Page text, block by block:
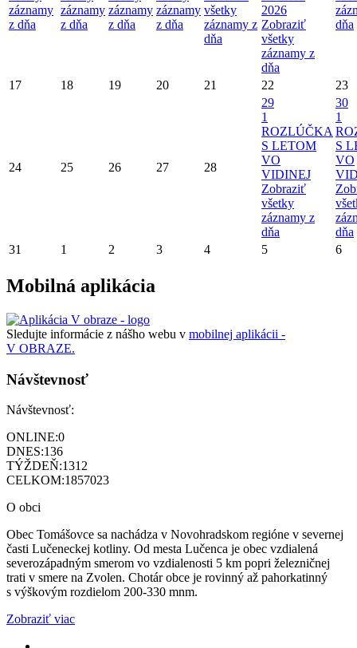
záznamy
z dňa
záznamy
z dňa
záznamy
z dňa
záznamy
z dňa
všetky
záznamy z
dňa
2026
Zobraziť
všetky
záznamy z
dňa
dňa
17 18 19 20 21 22 23
24 25 26 27 28
29
1
ROZLÚČKA
S LETOM
VO
VIDINEJ
Zobraziť
všetky
záznamy z
dňa
30
1
S
VO
dňa
31
1 2 3 4 5 6
Mobilná aplikácia
Sledujte informácie z nášho webu v mobilnej aplikácii -
V OBRAZE.
Návštevnosť
Návštevnosť:
ONLINE:0
DNES:136
TÝŽDEŇ:1312
CELKOM:1857023
O obci
Obec Tomášovce sa nachádza v Novohradskom regióne v severnej
časti Lučeneckej kotliny. Od mesta Lučenca je obec vzdialená
severozápadným smerom vo vzdialenosti 5 km popri železničnej
trati v smere na Zvolen. Chotár obce je rovinný až pahorkatinný
s výškovým rozdielom 200-330 mnm.
Zobraziť viac